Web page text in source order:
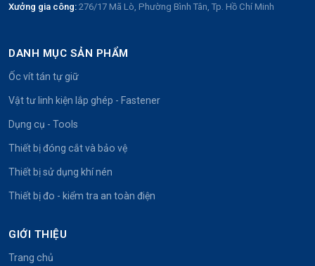
Xưởng gia công: 276/17 Mã Lò, Phường Bình Tân, Tp. Hồ Chí Minh
DANH MỤC SẢN PHẨM
Ốc vít tán tự giữ
Vật tư linh kiện lắp ghép - Fastener
Dụng cụ - Tools
Thiết bị đóng cắt và bảo vệ
Thiết bị sử dụng khí nén
Thiết bị đo - kiểm tra an toàn điện
GIỚI THIỆU
Trang chủ